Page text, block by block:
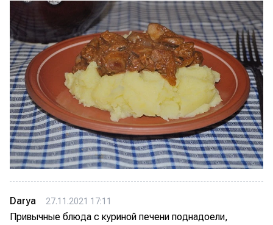
Darya 27.11.2021 17:11
Привычные блюда с куриной печени поднадоели,